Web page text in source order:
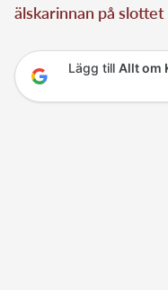
älskarinnan på slottet
Lägg till Allt om